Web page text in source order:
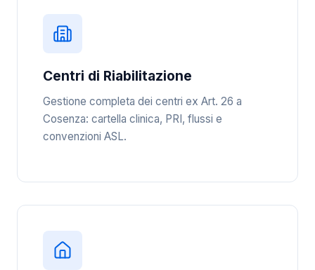
Centri di Riabilitazione
Gestione completa dei centri ex Art. 26 a
Cosenza: cartella clinica, PRI, flussi e
convenzioni ASL.